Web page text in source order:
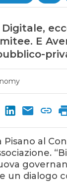
E
al
un dialogo